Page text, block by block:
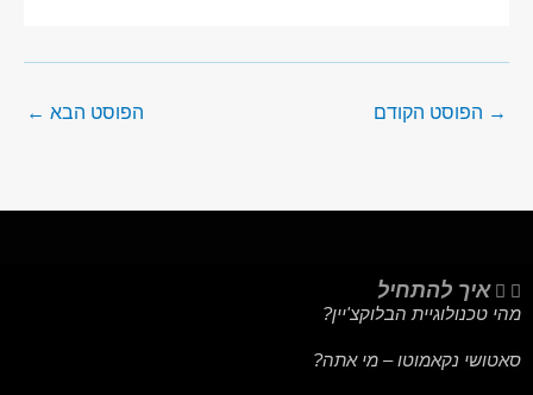
→ הפוסט הקודם הפוסט הבא ←
איך להתחיל
מהי טכנולוגיית הבלוקצ'יין?
סאטושי נקאמוטו – מי אתה?